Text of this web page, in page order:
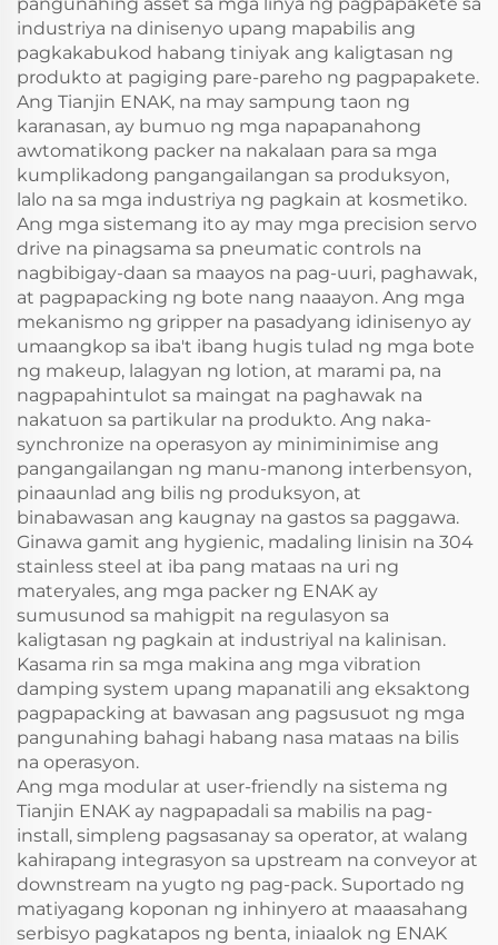
industriya na dinisenyo upang mapabilis ang
pagkakabukod habang tiniyak ang kaligtasan ng
produkto at pagiging pare-pareho ng pagpapakete.
Ang Tianjin ENAK, na may sampung taon ng
karanasan, ay bumuo ng mga napapanahong
awtomatikong packer na nakalaan para sa mga
kumplikadong pangangailangan sa produksyon,
lalo na sa mga industriya ng pagkain at kosmetiko.
Ang mga sistemang ito ay may mga precision servo
drive na pinagsama sa pneumatic controls na
nagbibigay-daan sa maayos na pag-uuri, paghawak,
at pagpapacking ng bote nang naaayon. Ang mga
mekanismo ng gripper na pasadyang idinisenyo ay
umaangkop sa iba't ibang hugis tulad ng mga bote
ng makeup, lalagyan ng lotion, at marami pa, na
nagpapahintulot sa maingat na paghawak na
nakatuon sa partikular na produkto. Ang naka-
synchronize na operasyon ay miniminimise ang
pangangailangan ng manu-manong interbensyon,
pinaaunlad ang bilis ng produksyon, at
binabawasan ang kaugnay na gastos sa paggawa.
Ginawa gamit ang hygienic, madaling linisin na 304
stainless steel at iba pang mataas na uri ng
materyales, ang mga packer ng ENAK ay
sumusunod sa mahigpit na regulasyon sa
kaligtasan ng pagkain at industriyal na kalinisan.
Kasama rin sa mga makina ang mga vibration
damping system upang mapanatili ang eksaktong
pagpapacking at bawasan ang pagsusuot ng mga
pangunahing bahagi habang nasa mataas na bilis
na operasyon.
Ang mga modular at user-friendly na sistema ng
Tianjin ENAK ay nagpapadali sa mabilis na pag-
install, simpleng pagsasanay sa operator, at walang
kahirapang integrasyon sa upstream na conveyor at
downstream na yugto ng pag-pack. Suportado ng
matiyagang koponan ng inhinyero at maaasahang
serbisyo pagkatapos ng benta, iniaalok ng ENAK